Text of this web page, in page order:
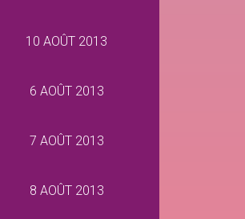
10 AOÛT 2013
6 AOÛT 2013
7 AOÛT 2013
8 AOÛT 2013